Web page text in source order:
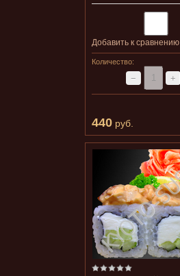
Добавить к сравнению
Количество:
− +
440 руб.